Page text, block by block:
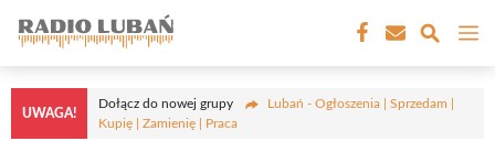
treści
UWAGA!
Dołącz do nowej grupy
Lubań - Ogłoszenia | Sprzedam |
Kupię | Zamienię | Praca